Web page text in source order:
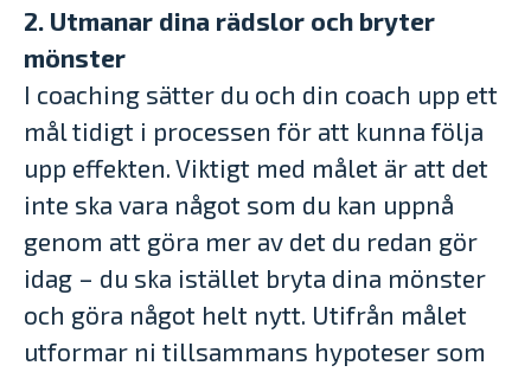
2. Utmanar dina rädslor och bryter
mönster
I coaching sätter du och din coach upp ett
mål tidigt i processen för att kunna följa
upp effekten. Viktigt med målet är att det
inte ska vara något som du kan uppnå
genom att göra mer av det du redan gör
idag – du ska istället bryta dina mönster
och göra något helt nytt. Utifrån målet
utformar ni tillsammans hypoteser som